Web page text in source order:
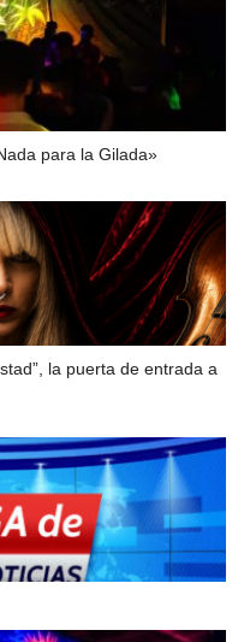
para la Gilada»
la puerta de entrada a